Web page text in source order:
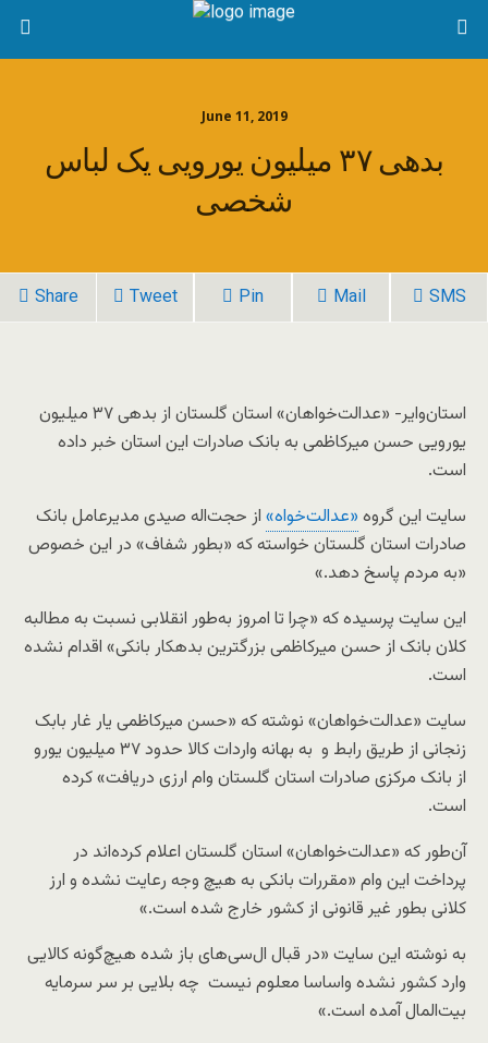
June 11, 2019
بدهی ۳۷ میلیون یورویی یک لباس
شخصی
Share Tweet Pin Mail SMS
استان‌وایر- «عدالت‌خواهان» استان گلستان از بدهی ۳۷ میلیون
یورویی حسن میرکاظمی به بانک صادرات این استان خبر داده
است.
سایت این گروه «عدالت‌خواه» از حجت‌اله صیدی مدیرعامل بانک
صادرات استان گلستان خواسته که «بطور شفاف» در این خصوص
«به مردم پاسخ دهد.»
این سایت پرسیده که «چرا تا امروز به‌طور انقلابی نسبت به مطالبه
کلان بانک از حسن میرکاظمی بزرگترین بدهکار بانکی» اقدام نشده
است.
سایت «عدالت‌خواهان» نوشته که «حسن میرکاظمی یار غار بابک
زنجانی از طریق رابط و به بهانه واردات کالا حدود ۳۷ میلیون یورو
از بانک مرکزی صادرات استان گلستان وام ارزی دریافت» کرده
است.
آن‌طور که «عدالت‌خواهان» استان گلستان اعلام کرده‌اند در
پرداخت این وام «مقررات بانکی به هیچ وجه رعایت نشده و ارز
کلانی بطور غیر قانونی از کشور خارج شده است.»
به نوشته این سایت «در قبال ال‌سی‌های باز شده هیچ‌گونه کالایی
وارد کشور نشده واساسا معلوم نیست چه بلایی بر سر سرمایه
بیت‌المال آمده است.»